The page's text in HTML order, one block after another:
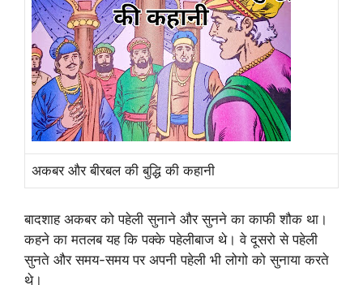
अकबर और बीरबल की बुद्धि की कहानी
बादशाह अकबर को पहेली सुनाने और सुनने का काफी शौक था।
कहने का मतलब यह कि पक्के पहेलीबाज थे। वे दूसरो से पहेली
सुनते और समय-समय पर अपनी पहेली भी लोगो को सुनाया करते
थे।